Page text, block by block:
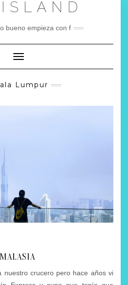
bueno empieza con f
Cambiar modo de navegación
Lumpur
nuestro crucero pero hace años vi